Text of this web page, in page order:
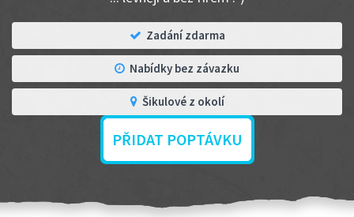
Zadání zdarma
Nabídky bez závazku
Šikulové z okolí
PŘIDAT POPTÁVKU